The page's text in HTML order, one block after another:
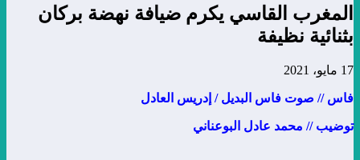
المغرب القاسي يكرم ضيافة نهضة بركان
بثنائية نظيفة
17 مايو، 2021
فاس // صوت فاس البديل / إدريس العادل
توضيب // محمد عادل البوعناني